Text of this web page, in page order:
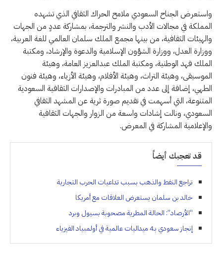
واستعرض الجناح السعودي ملامح الحراك الثقافي الذي تشهده
المملكة في مجالات الأدب والنشر والترجمة، بمشاركة عددٍ من الجهات
والهيئات الثقافية، من بينها مجمع الملك سلمان العالمي للغة العربية،
ووزارة العدل، ووزارة الشؤون الإسلامية والدعوة والإرشاد، ومكتبة
الملك فهد الوطنية، ومكتبة الملك عبدالعزيز العامة، وهيئة
الموسيقى، وهيئة التراث، وهيئة الأفلام، وهيئة الأزياء، وهيئة فنون
الطهي، إضافة إلى عدد من المبادرات والإصدارات الثقافية السعودية
المتنوعة، التي أسهمت في تقديم صورة ثرية عن المشهد الثقافي
السعودي، ونالت إشادات واسعة من الزوار والجهات الثقافية
والإعلامية المشاركة في المعرض.
قد تعجبك أيضاً
تراجع النفط والذهب بسبب تداعيات الحرب التجارية
خالد بن سلمان يستعرض العلاقات مع أمريكا
“الأرصاد”: الحالة المطرية مصحوبة بسيول وبرد
إنجاز سعودي بـ4 ميداليات عالمية في أولمبياد الفيزياء